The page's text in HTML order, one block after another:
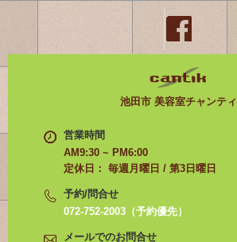
池田市 美容室チャンティ
営業時間
AM9:30 ~ PM6:00
定休日： 毎週月曜日 / 第3日曜日
予約/問合せ
072-752-2003（予約優先）
メールでのお問合せ